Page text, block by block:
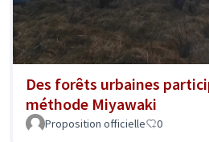
Des forêts urbaines
méthode Miyawaki
Proposition officielle 0